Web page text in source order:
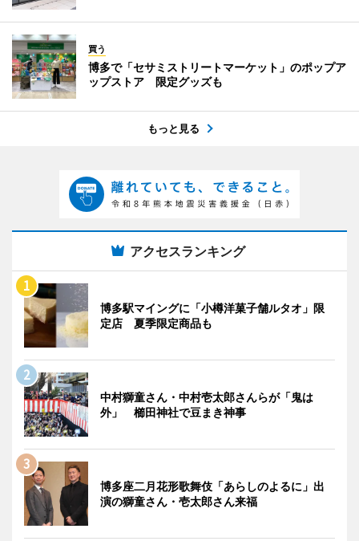
買う
博多で「セサミストリートマーケット」のポップア
ップストア 限定グッズも
もっと見る
アクセスランキング
博多駅マイングに「小樽洋菓子舗ルタオ」限
定店 夏季限定商品も
中村獅童さん・中村壱太郎さんらが「鬼は
外」 櫛田神社で豆まき神事
博多座二月花形歌舞伎「あらしのよるに」出
演の獅童さん・壱太郎さん来福